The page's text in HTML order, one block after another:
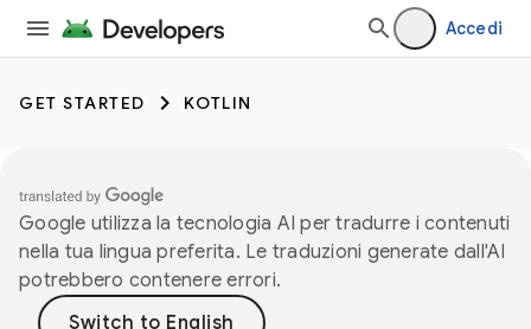
Accedi
GET STARTED KOTLIN
Google utilizza la tecnologia AI per tradurre i contenuti
nella tua lingua preferita. Le traduzioni generate dall'AI
potrebbero contenere errori.